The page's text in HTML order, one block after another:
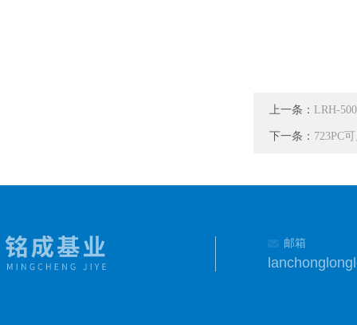
上一条： LRH-
下一条： 723PC
邮箱